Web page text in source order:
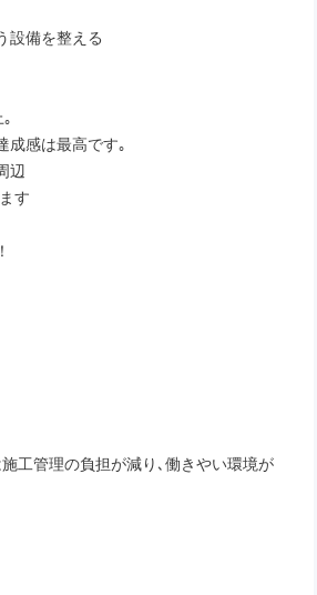
設備を整える
成感は最高です｡
辺
す
工管理の負担が減り､働きやい環境が